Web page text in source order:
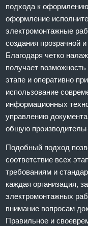
подхода к
оформление
электромонтажные
создания прозрачной
Благодаря четко
получает
этапе и оперативно
использование
информационных
управлению
общую
Подобный подход
соответствие всех
требованиям и
каждая организация,
электромонтажных
внимание вопросам
Правильное и